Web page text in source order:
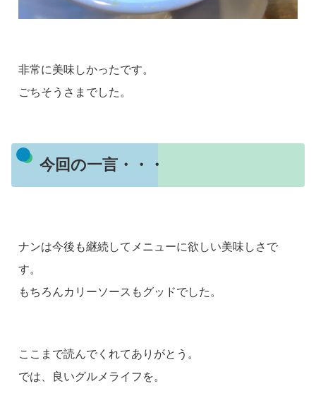
非常に美味しかったです。
ごちそうさまでした。
今回の一言・・・
ナンは今後も継続してメニューに欲しい美味しさで
す。
もちろんカリーソースもグッドでした。
ここまで読んでくれてありがとう。
では、良いグルメライフを。